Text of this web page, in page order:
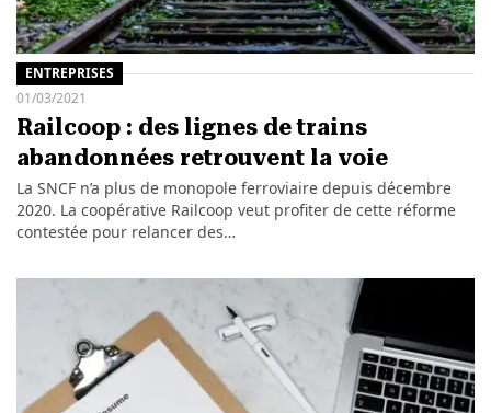
ENTREPRISES
01/03/2021
Railcoop : des lignes de trains
abandonnées retrouvent la voie
La SNCF n’a plus de monopole ferroviaire depuis décembre
2020. La coopérative Railcoop veut profiter de cette réforme
contestée pour relancer des…